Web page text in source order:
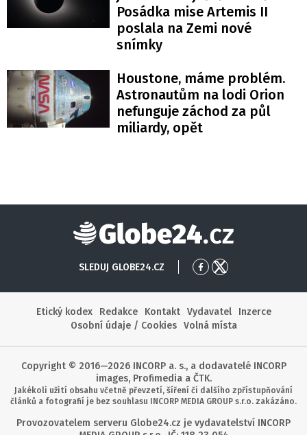
Posádka mise Artemis II
poslala na Zemi nové
snímky
Houstone, máme problém.
Astronautům na lodi Orion
nefunguje záchod za půl
miliardy, opět
Globe24
SLEDUJ GLOBE24.CZ
PřejítPřejít
Etický kodex
Redakce Kontakt Vydavatel
Inzerce
Osobní údaje / Cookies
Volná místa
Copyright © 2016—2026 INCORP a. s., a dodavatelé INCORP
images, Profimedia a ČTK.
Jakékoli užití obsahu včetně převzetí, šíření či dalšího zpřístupňování
článků a fotografií je bez souhlasu INCORP MEDIA GROUP s.r.o. zakázáno.
Provozovatelem serveru Globe24.cz je vydavatelství INCORP